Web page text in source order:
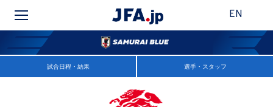
EN
試合日程・結果 選手・スタッフ